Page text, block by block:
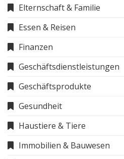
Elternschaft & Familie
Essen & Reisen
Finanzen
Geschäftsdienstleistungen
Geschäftsprodukte
Gesundheit
Haustiere & Tiere
Immobilien & Bauwesen